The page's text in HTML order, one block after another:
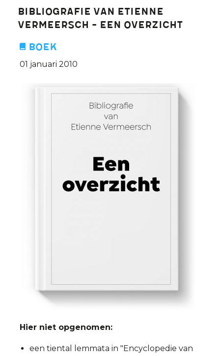
moeten
we
respecteren,
zijn
niet
Bibliografie van Etienne
Vermeersch - een overzicht
Boek
01 januari 2010
Hier niet opgenomen:
een tiental lemmata in "Encyclopedie van